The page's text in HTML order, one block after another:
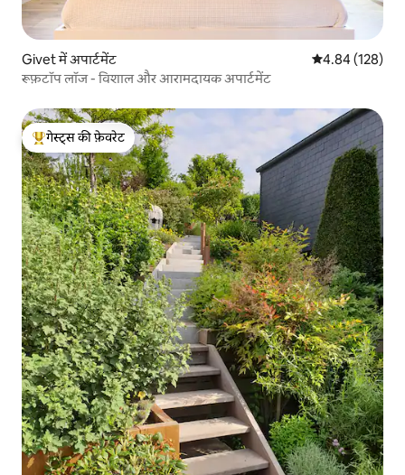
Givet में अपार्टमेंट औसत रेटिंग 5 में से
4.84 (128)
रूफ़टॉप लॉज - विशाल और आरामदायक अपार्टमेंट
गेस्ट्स का टॉप फ़ेवरेट
गेस्ट्स की फ़ेवरेट